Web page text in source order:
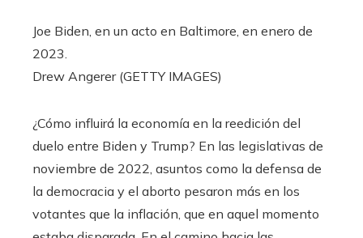
Joe Biden, en un acto en Baltimore, en enero de
2023.
Drew Angerer (GETTY IMAGES)
¿Cómo influirá la economía en la reedición del
duelo entre Biden y Trump? En las legislativas de
noviembre de 2022, asuntos como la defensa de
la democracia y el aborto pesaron más en los
votantes que la inflación, que en aquel momento